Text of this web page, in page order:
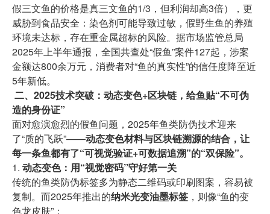
假三文鱼的价格是真三文鱼的1/3，但利润却高3倍），更
威胁到食品安全：染色剂可能导致过敏，假野生鱼的养殖
环境未达标，存在重金属超标的风险。据市场监管总局
2025年上半年通报，全国共查处“假鱼”案件127起，涉案
金额达800余万元，消费者对“鱼的真实性”的信任度降至近
5年新低。
二、2025技术突破：动态变色+区块链，给鱼贴“不可伪
造的身份证”
面对愈演愈烈的假鱼问题，2025年鱼类防伪技术迎来
了“质的飞跃”——动态变色材料与区块链溯源的结合，让
每一条鱼都有了“可视觉验证+可数据追溯”的“双保险”。
1. 动态变色：用“视觉密码”守好第一关
传统的鱼类防伪标签多为静态二维码或印刷图案，容易被
复制。而2025年推出的纳米光变油墨标签 ，则像“鱼的变
色龙皮肤”：